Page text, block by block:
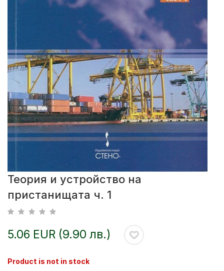
Теория и устройство на
пристанищата ч. 1
5.06 EUR (9.90 лв.)
Product is not in stock